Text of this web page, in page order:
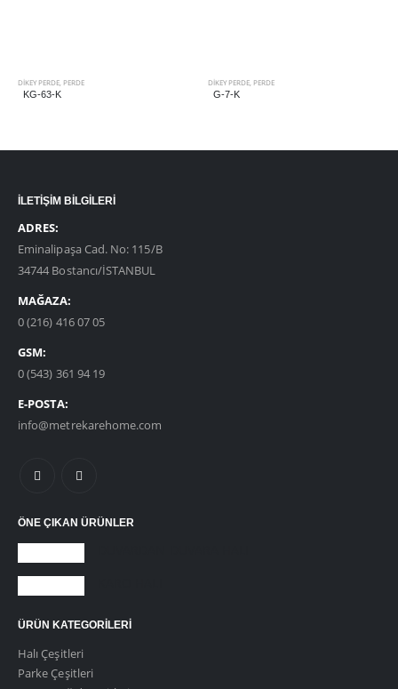
DIKEY PERDE, PERDE
KG-63-K
DIKEY PERDE, PERDE
G-7-K
İLETİŞİM BİLGİLERİ
ADRES:
Eminalipaşa Cad. No: 115/B
34744 Bostancı/İSTANBUL
MAĞAZA:
0 (216) 416 07 05
GSM:
0 (543) 361 94 19
E-POSTA:
info@metrekarehome.com
ÖNE ÇIKAN ÜRÜNLER
ÜRÜN KATEGORILERI
Halı Çeşitleri
Parke Çeşitleri